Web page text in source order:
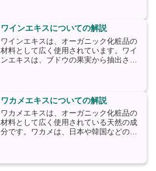
す。まず、ワレモコウ根/茎...
ワインエキスについての解説
ワインエキスは、オーガニック化粧品の
材料として広く使用されています。ワイ
ンエキスは、ブドウの果実から抽出され
ド、レスベラトロールなどの...
ワカメエキスについての解説
ワカメエキスは、オーガニック化粧品の
材料として広く使用されている天然の成
分です。ワカメは、日本や韓国などの海